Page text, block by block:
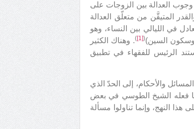
وجوب العدالة بين الزوجات على
المتيقَّن من متعلّق العدالة
في الليالي بين النساء، وهو
وسكون السين)(
[1]
). وهناك الكثير
الرئيس للفقهاء في تطبيق
والأحكام، إلى الحدّ الذي
فعله الشيخ الطوسي في بعض
النهج، وإنما تناولوا مسألة